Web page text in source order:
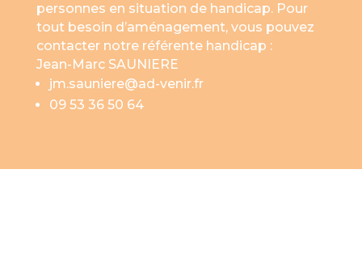
personnes en situation de handicap. Pour
tout besoin d’aménagement, vous pouvez
contacter notre référente handicap :
Jean-Marc SAUNIERE
jm.sauniere@ad-venir.fr
09 53 36 50 64